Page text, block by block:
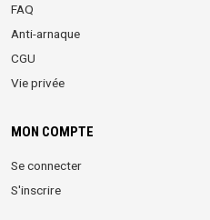
FAQ
Anti-arnaque
CGU
Vie privée
MON COMPTE
Se connecter
S'inscrire